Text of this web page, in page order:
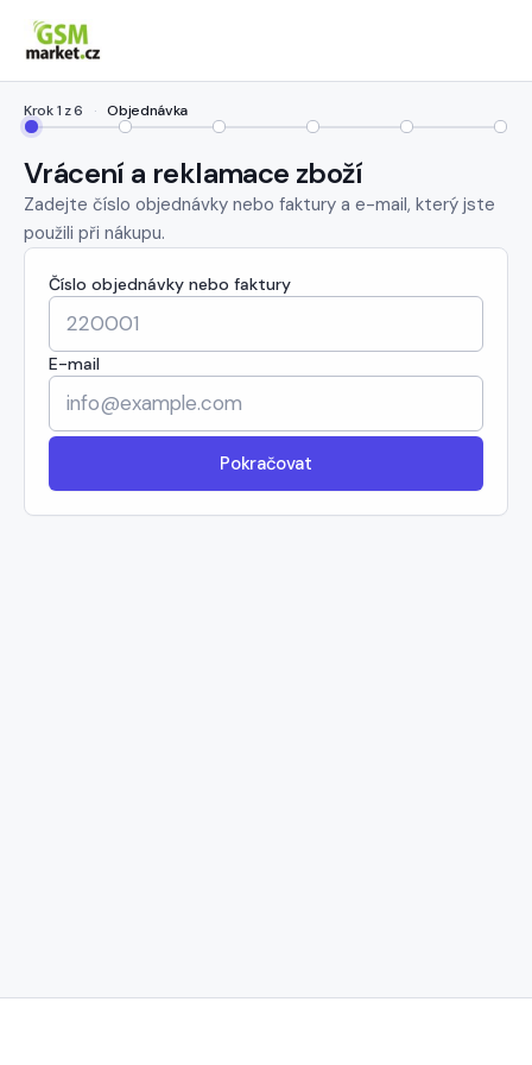
Krok 1 z 6 · Objednávka
ObjednávkaTyp Produkty Důvod Doprava
Vrácení a reklamace zboží
Zadejte číslo objednávky nebo faktury a e-mail, který jste
použili při nákupu.
Číslo objednávky nebo faktury
E-mail
Pokračovat